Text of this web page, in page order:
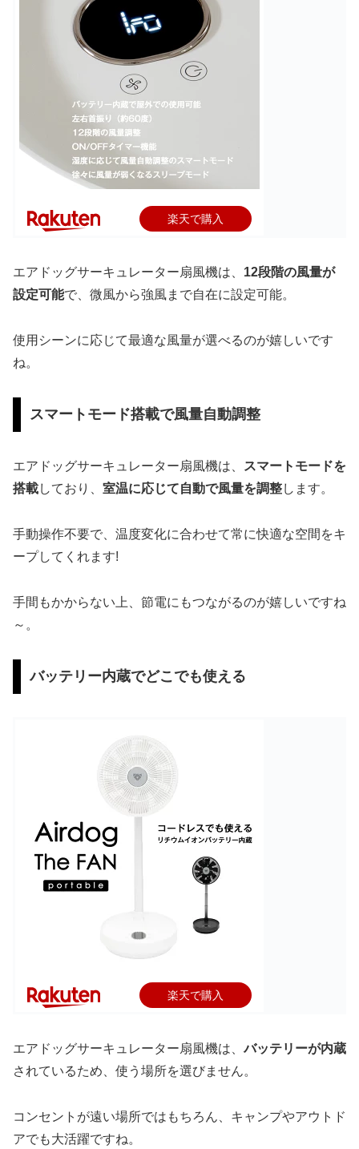
楽天で購入
エアドッグサーキュレーター扇風機は、 12段階の風量が
設定可能で、微風から強風まで自在に設定可能。
使用シーンに応じて最適な風量が選べるのが嬉しいです
ね。
スマートモード搭載で風量自動調整
エアドッグサーキュレーター扇風機は、
スマートモードを
搭載しており、 室温に応じて自動で風量を調整します。
手動操作不要で、温度変化に合わせて常に快適な空間をキ
ープしてくれます!
手間もかからない上、節電にもつながるのが嬉しいですね
～。
バッテリー内蔵でどこでも使える
楽天で購入
エアドッグサーキュレーター扇風機は、バッテリーが内蔵
されているため、使う場所を選びません。
コンセントが遠い場所ではもちろん、キャンプやアウトド
アでも大活躍ですね。